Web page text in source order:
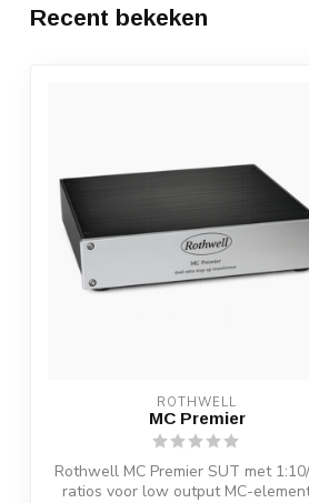
Recent bekeken
ROTHWELL
MC Premier
Rothwell MC Premier SUT met
ratios voor low output MC-